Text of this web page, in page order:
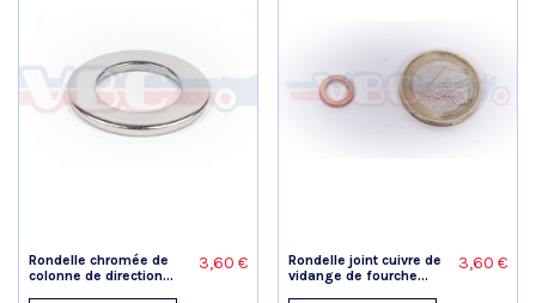
Rondelle chromée de
colonne de direction...
3,60 €
Rondelle joint cuivre de
vidange de fourche...
3,60 €